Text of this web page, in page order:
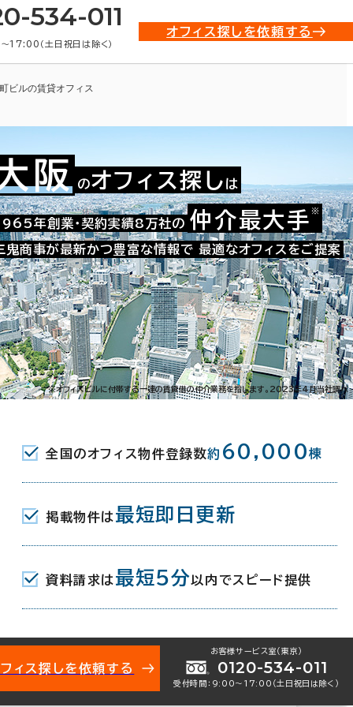
534-011
17:00（土日祝日は除く）
オフィス探しを依頼する
ビルの賃貸オフィス
お問い合わせ番号：009-03414
谷町3-2-12
(地下鉄谷町線/京阪中之島線･本線) 4番
阪 のオフィス探し は
年創業・契約実績8万社の 仲介最大手 ※
鬼商事が最新かつ豊富な情報で 最適なオフィスをご提案
※オフィスビルに付帯する一連の賃貸借の仲介業務を指します。2023年4月当社調べ
全国のオフィス物件登録数約 60,000棟
掲載物件は 最短即日更新
資料請求は 最短5分 以内でスピード提供
ィス探しを依頼する
お客様サービス室（東京）
0120-534-011
受付時間：9:00〜17:00（土日祝日は除く）